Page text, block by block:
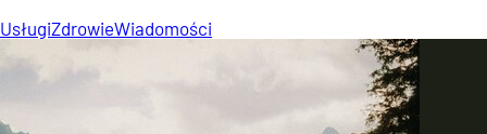
UsługiZdrowieWiadomości